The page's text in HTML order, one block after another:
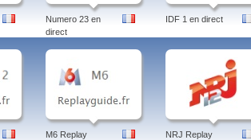
Numero 23 en
direct
IDF 1 en direct
M6 Replay NRJ Replay